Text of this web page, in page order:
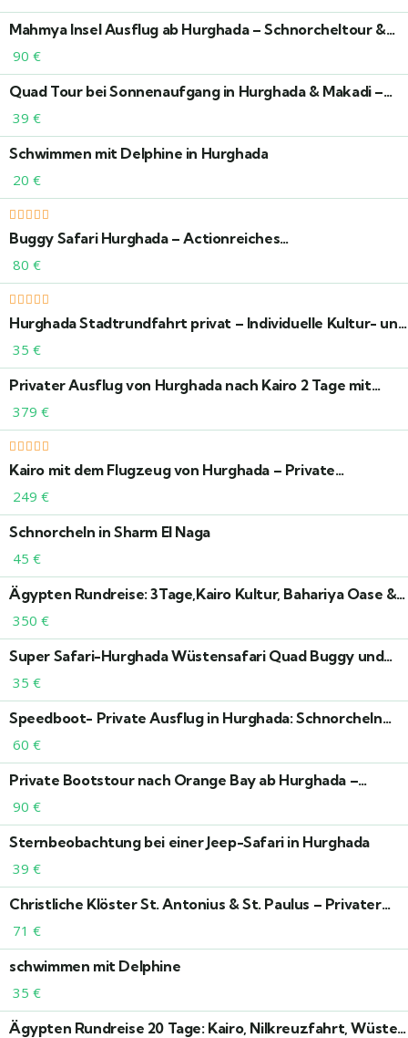
Mahmya Insel Ausflug ab Hurghada – Schnorcheltour &
paradiesische Strände
90 €
Quad Tour bei Sonnenaufgang in Hurghada & Makadi –
Mit Meerblick & Kamelritt
39 €
Schwimmen mit Delphine in Hurghada
20 €
Buggy Safari Hurghada – Actionreiches
Wüstenabenteuer erleben
80 €
Hurghada Stadtrundfahrt privat – Individuelle Kultur- und
Sightseeing-Tour
35 €
Privater Ausflug von Hurghada nach Kairo 2 Tage mit
Flugzeug
379 €
Kairo mit dem Flugzeug von Hurghada – Private
tagsausflug mit persönlichem Reiseleiter
249 €
Schnorcheln in Sharm El Naga
45 €
Ägypten Rundreise: 3Tage,Kairo Kultur, Bahariya Oase &
Abenteuer in der Weißen Wüste
350 €
Super Safari-Hurghada Wüstensafari Quad Buggy und
Jeep Safari & BBQ-Dinner
35 €
Speedboot- Private Ausflug in Hurghada: Schnorcheln
und Sonnenuntergang
60 €
Private Bootstour nach Orange Bay ab Hurghada –
Schnorcheln im Roten Meer & VIP-Service Mit privatem
Speedboot
90 €
Sternbeobachtung bei einer Jeep-Safari in Hurghada
39 €
Christliche Klöster St. Antonius & St. Paulus – Privater
Ausflug ab Hurghada
71 €
schwimmen mit Delphine
35 €
Ägypten Rundreise 20 Tage: Kairo, Nilkreuzfahrt, Wüste